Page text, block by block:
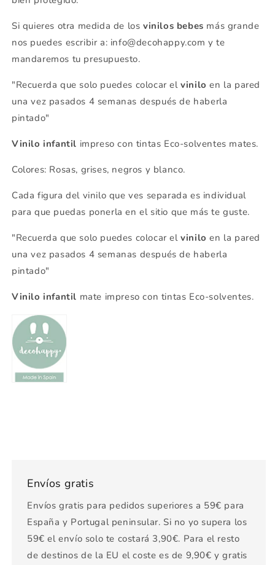
Si quieres otra medida de los vinilos bebes más grande
nos puedes escribir a: info@decohappy.com y te
mandaremos tu presupuesto.
"Recuerda que solo puedes colocar elvinilo en la pared
una vez pasados 4 semanas después de haberla
pintado"
Vinilo infantil impreso con tintas Eco-solventes mates.
Colores: Rosas, grises, negros y blanco.
Cada figura del vinilo que ves separada es individual
para que puedas ponerla en el sitio que más te guste.
"Recuerda que solo puedes colocar elvinilo en la pared
una vez pasados 4 semanas después de haberla
pintado"
Vinilo infantil mate impreso con tintas Eco-solventes.
Envíos gratis
Envíos gratis para pedidos superiores a 59€ para
España y Portugal peninsular. Si no yo supera los
59€ el envío solo te costará 3,90€. Para el resto
de destinos de la EU el coste es de 9,90€ y gratis